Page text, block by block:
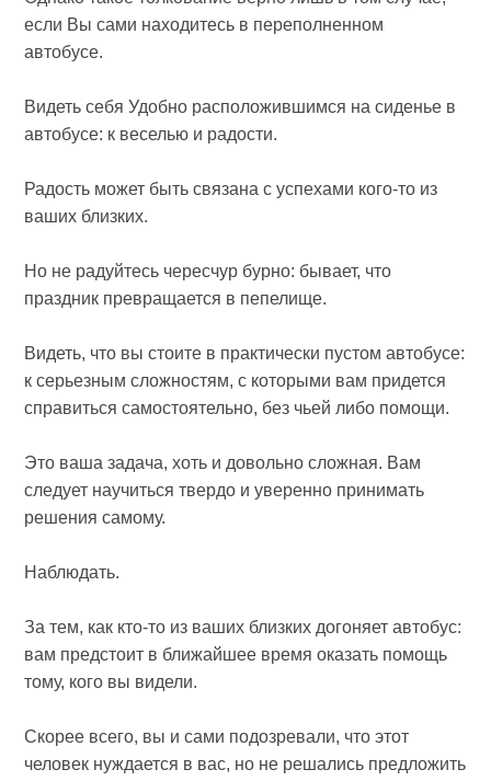
если Вы сами находитесь в переполненном
автобусе.
Видеть себя Удобно расположившимся на сиденье в
автобусе: к веселью и радости.
Радость может быть связана с успехами кого-то из
ваших близких.
Но не радуйтесь чересчур бурно: бывает, что
праздник превращается в пепелище.
Видеть, что вы стоите в практически пустом автобусе:
к серьезным сложностям, с которыми вам придется
справиться самостоятельно, без чьей либо помощи.
Это ваша задача, хоть и довольно сложная. Вам
следует научиться твердо и уверенно принимать
решения самому.
Наблюдать.
За тем, как кто-то из ваших близких догоняет автобус:
вам предстоит в ближайшее время оказать помощь
тому, кого вы видели.
Скорее всего, вы и сами подозревали, что этот
человек нуждается в вас, но не решались предложить